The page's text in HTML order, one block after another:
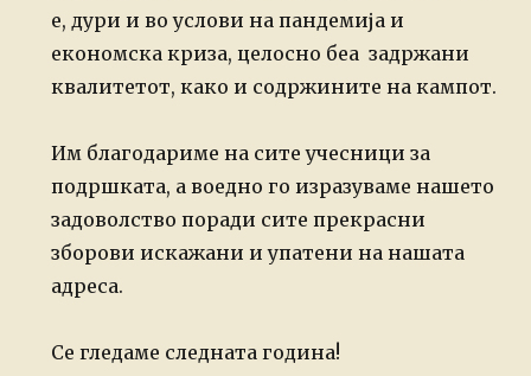
е, дури и во услови на пандемија и
економска криза, целосно беа задржани
квалитетот, како и содржините на кампот.
Им благодариме на сите учесници за
подршката, а воедно го изразуваме нашето
задоволство поради сите прекрасни
зборови искажани и упатени на нашата
адреса.
Се гледаме следната година!